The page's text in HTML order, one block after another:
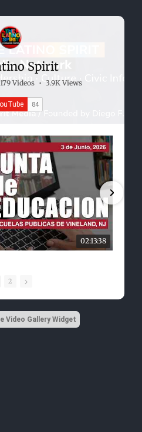
Spirit
179 Videos • 3.9K Views
02:13:38
2
Video Gallery Widget